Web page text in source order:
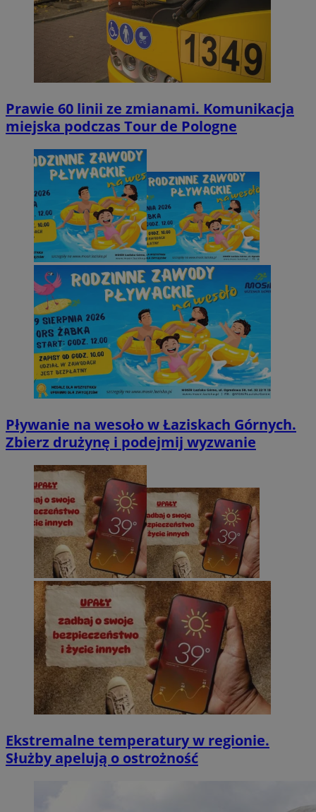
Prawie 60 linii ze zmianami. Komunikacja
miejska podczas Tour de Pologne
Pływanie na wesoło w Łaziskach Górnych.
Zbierz drużynę i podejmij wyzwanie
Ekstremalne temperatury w regionie.
Służby apelują o ostrożność